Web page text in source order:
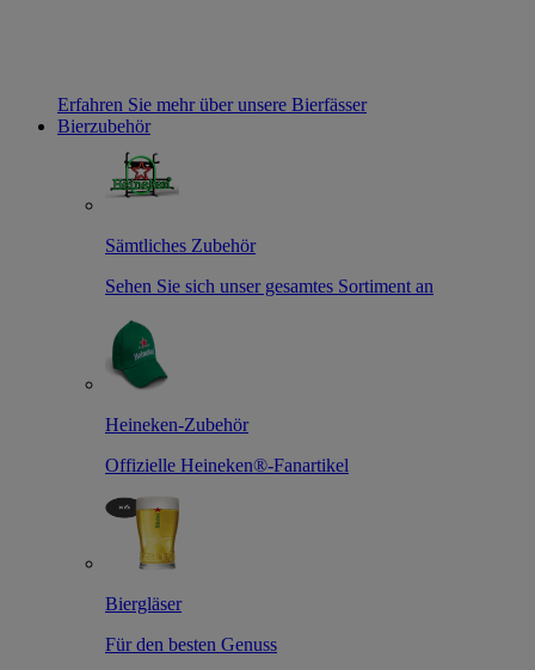
Erfahren Sie mehr über unsere Bierfässer
Bierzubehör
Sämtliches Zubehör
Sehen Sie sich unser gesamtes Sortiment an
Heineken-Zubehör
Offizielle Heineken®-Fanartikel
Biergläser
Für den besten Genuss